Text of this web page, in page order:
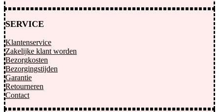
SERVICE
Klantenservice
Zakelijke klant worden
Bezorgkosten
Bezorgingstijden
Garantie
Retourneren
Contact